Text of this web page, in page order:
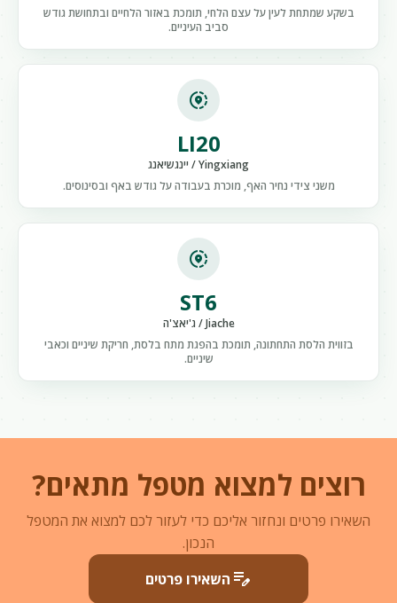
בשקע שמתחת לעין על עצם הלחי, תומכת באזור הלחיים ובתחושת גודש
סביב העיניים.
share_location
LI20
Yingxiang / יינגשיאנג
משני צידי נחיר האף, מוכרת בעבודה על גודש באף ובסינוסים.
share_location
ST6
Jiache / ג'יאצ'ה
בזווית הלסת התחתונה, תומכת בהפגת מתח בלסת, חריקת שיניים וכאבי
שיניים.
רוצים למצוא מטפל מתאים?
השאירו פרטים ונחזור אליכם כדי לעזור לכם למצוא את המטפל
הנכון.
edit_note השאירו פרטים